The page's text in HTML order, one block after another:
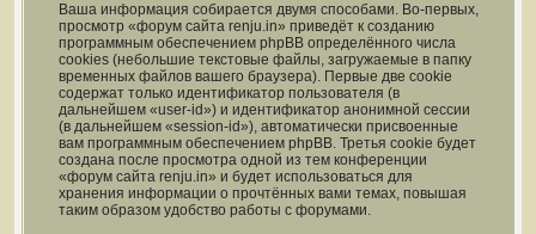
Ваша информация собирается двумя способами. Во-первых,
просмотр «форум сайта renju.in» приведёт к созданию
программным обеспечением phpBB определённого числа
cookies (небольшие текстовые файлы, загружаемые в папку
временных файлов вашего браузера). Первые две cookie
содержат только идентификатор пользователя (в
дальнейшем «user-id») и идентификатор анонимной сессии
(в дальнейшем «session-id»), автоматически присвоенные
вам программным обеспечением phpBB. Третья cookie будет
создана после просмотра одной из тем конференции
«форум сайта renju.in» и будет использоваться для
хранения информации о прочтённых вами темах, повышая
таким образом удобство работы с форумами.